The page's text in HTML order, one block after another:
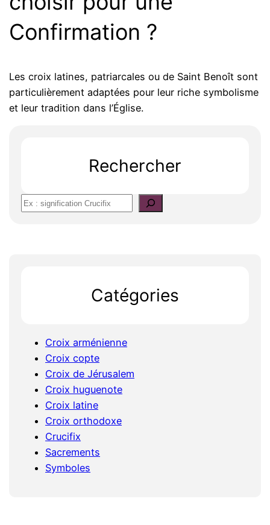
Confirmation ?
Les croix latines, patriarcales ou de Saint Benoît sont
particulièrement adaptées pour leur riche symbolisme
et leur tradition dans l’Église.
Rechercher
S
Catégories
Croix arménienne
Croix copte
Croix de Jérusalem
Croix huguenote
Croix latine
Croix orthodoxe
Crucifix
Sacrements
Symboles